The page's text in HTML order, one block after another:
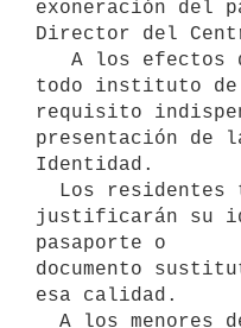
exoneración del
Director del
todo instituto de
requisito
presentación de
Identidad.
justificarán su
pasaporte o
documento
esa calidad.